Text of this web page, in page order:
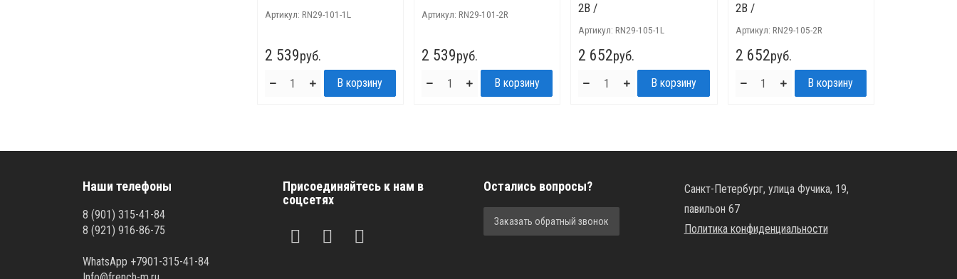
Артикул: RN29-101-1L
2 539руб.
Артикул: RN29-101-2R
2 539руб.
2B /
Артикул:RN29-105-1L
2 652руб.
2B /
Артикул: RN29-105-2R
2 652руб.
Наши телефоны
8 (901) 315-41-84
8 (921) 916-86-75
WhatsApp +7901-315-41-84
Присоединяйтесь к нам в
соцсетях
Остались вопросы?
Заказать обратный звонок
Санкт-Петербург, улица Фучика, 19,
павильон 67
Политика конфиденциальности